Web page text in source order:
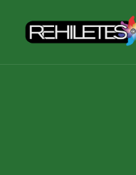
content